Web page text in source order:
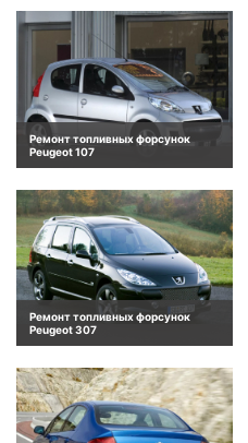
Ремонт топливных форсунок
Peugeot 107
Ремонт топливных форсунок
Peugeot 307